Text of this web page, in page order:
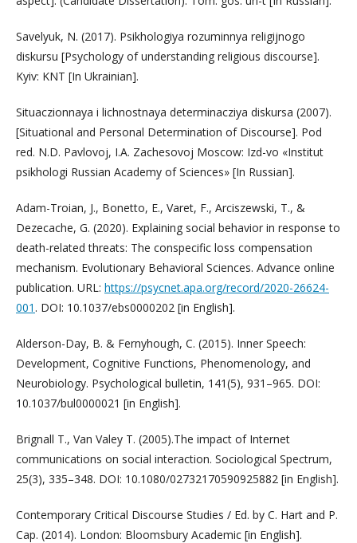
Savelyuk, N. (2017). Psikhologiya rozuminnya religijnogo
diskursu [Psychology of understanding religious discourse].
Kyiv: KNT [In Ukrainian].
Situaczionnaya i lichnostnaya determinacziya diskursa (2007).
[Situational and Personal Determination of Discourse]. Pod
red. N.D. Pavlovoj, I.A. Zachesovoj Moscow: Izd-vo «Institut
psikhologi Russian Academy of Sciences» [In Russian].
Adam-Troian, J., Bonetto, E., Varet, F., Arciszewski, T., &
Dezecache, G. (2020). Explaining social behavior in response to
death-related threats: The conspecific loss compensation
mechanism. Evolutionary Behavioral Sciences. Advance online
publication. URL: https://psycnet.apa.org/record/2020-26624-
001 . DOI: 10.1037/ebs0000202 [in English].
Alderson-Day, B. & Fernyhough, C. (2015). Inner Speech:
Development, Cognitive Functions, Phenomenology, and
Neurobiology. Psychological bulletin, 141(5), 931–965. DOI:
10.1037/bul0000021 [in English].
Brignall T., Van Valey T. (2005).The impact of Internet
communications on social interaction. Sociological Spectrum,
25(3), 335–348. DOI: 10.1080/02732170590925882 [in English].
Contemporary Critical Discourse Studies / Ed. by C. Hart and P.
Cap. (2014). London: Bloomsbury Academic [in English].